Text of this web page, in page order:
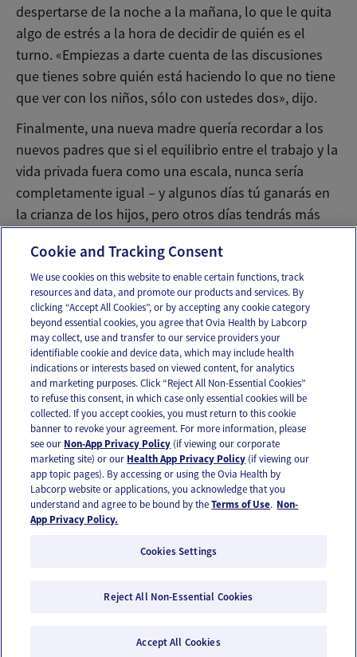
despertarse de la noche a la mañana, lo que le quita
algo de estrés a la hora de decidir de quién es el
turno. «Empiezas a darte cuenta de las discusiones
que tienes sobre quién está haciendo lo que no tiene
que ver con los niños, sólo con ustedes dos», dijo.
Finalmente, una nueva madre quería recordar a los
nuevos padres que si el equilibrio entre el trabajo y la
vida privada fuera como una escala, nunca sería
completamente igual – y algunos días tú ganarás en
la crianza de los hijos, pero otros días tendrás más
Email Text
OUR APPS
FOLLOW US
© 2026 Ovia Health by Labcorp
healthcare provider if you need medical care or advice. Please see our Terms of Use and
Cookie and Tracking Consent
We use cookies on this website to enable certain functions, track
resources and data, and promote our products and services. By
clicking “Accept All Cookies”, or by accepting any cookie category
beyond essential cookies, you agree that Ovia Health by Labcorp
may collect, use and transfer to our service providers your
identifiable cookie and device data, which may include health
indications or interests based on viewed content, for analytics
and marketing purposes. Click “Reject All Non-Essential Cookies”
to refuse this consent, in which case only essential cookies will be
collected. If you accept cookies, you must return to this cookie
banner to revoke your agreement. For more information, please
see our Non-App Privacy Policy (if viewing our corporate
marketing site) or our Health App Privacy Policy (if viewing our
app topic pages). By accessing or using the Ovia Health by
Labcorp website or applications, you acknowledge that you
understand and agree to be bound by theTerms of Use. Non-
App Privacy Policy.
Cookies Settings
Reject All Non-Essential Cookies
Accept All Cookies